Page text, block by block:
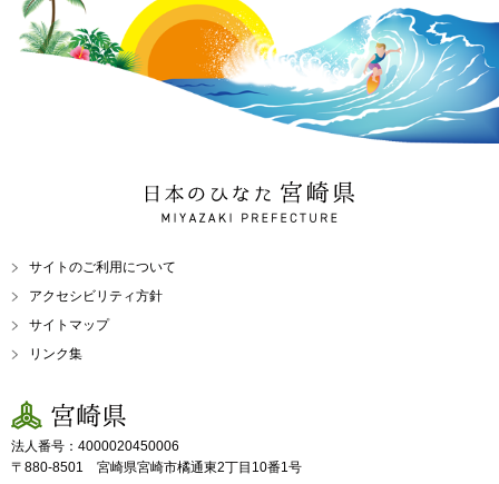
日本のひなた 宮崎県
MIYAZAKI PREFECTURE
サイトのご利用について
アクセシビリティ方針
サイトマップ
リンク集
宮崎県
法人番号：4000020450006
〒880-8501 宮崎県宮崎市橘通東2丁目10番1号